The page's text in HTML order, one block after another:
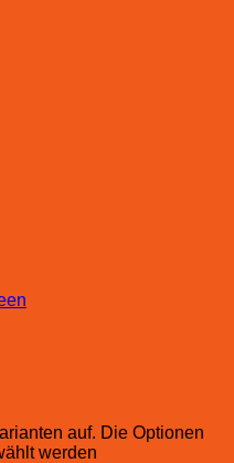
auf. Die Optionen
werden